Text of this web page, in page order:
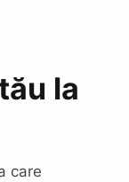
la
care